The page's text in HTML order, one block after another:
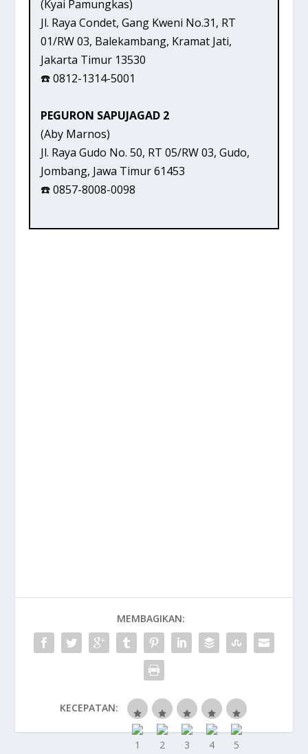
(Kyai Pamungkas)
Jl. Raya Condet, Gang Kweni No.31, RT
01/RW 03, Balekambang, Kramat Jati,
Jakarta Timur 13530
☎️ 0812-1314-5001
PEGURON SAPUJAGAD 2
(Aby Marnos)
Jl. Raya Gudo No. 50, RT 05/RW 03, Gudo,
Jombang, Jawa Timur 61453
☎️ 0857-8008-0098
MEMBAGIKAN:
KECEPATAN: